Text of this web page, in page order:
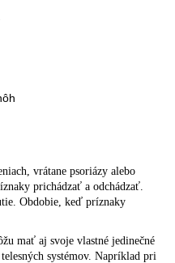
vrátane psoriázy alebo
prichádzať a odchádzať.
Obdobie, keď príznaky
mať aj svoje vlastné jedinečné
systémov. Napríklad pri